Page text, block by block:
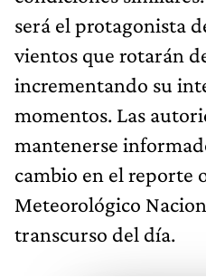
será el protagonista
vientos que rotarán
incrementando su
momentos. Las
mantenerse
cambio en el reporte
Meteorológico
transcurso del día.